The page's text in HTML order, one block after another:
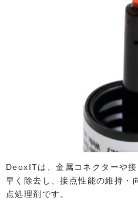
DeoxITは、金属コネクターや
早く除去し、接点性能の維持・
点処理剤です。